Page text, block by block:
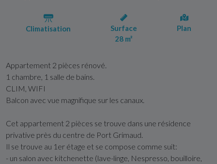
Climatisation
Surface
28 m²
Plan
Appartement 2 pièces rénové.
1 chambre, 1 salle de bains.
CLIM, WIFI
Balcon avec vue magnifique sur les canaux.
Cet appartement 2 pièces se trouve dans une résidence
privative près du centre de Port Grimaud.
Il se trouve au 1er étage et se compose comme suit:
- un salon avec kitchenette (lave-linge, Nespresso, bouilloire,